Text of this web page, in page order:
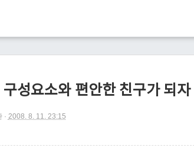
성요소와 편안한 친구가 되자
2008. 8. 11. 23:15